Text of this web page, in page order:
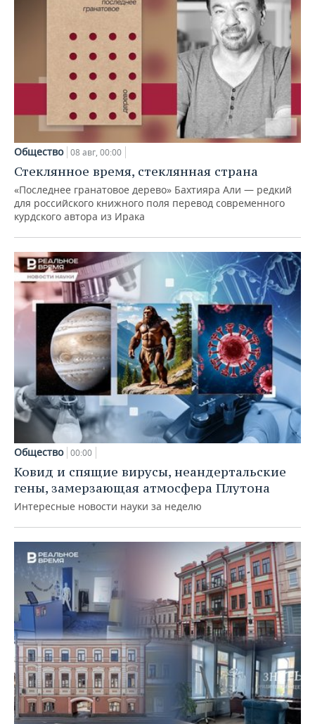
Общество 08 авг, 00:00
Стеклянное время, стеклянная страна
«Последнее гранатовое дерево» Бахтияра Али — редкий
для российского книжного поля перевод современного
курдского автора из Ирака
Общество 00:00
Ковид и спящие вирусы, неандертальские
гены, замерзающая атмосфера Плутона
Интересные новости науки за неделю